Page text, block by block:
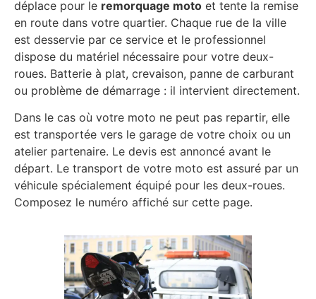
déplace pour le remorquage moto et tente la remise
en route dans votre quartier. Chaque rue de la ville
est desservie par ce service et le professionnel
dispose du matériel nécessaire pour votre deux-
roues. Batterie à plat, crevaison, panne de carburant
ou problème de démarrage : il intervient directement.
Dans le cas où votre moto ne peut pas repartir, elle
est transportée vers le garage de votre choix ou un
atelier partenaire. Le devis est annoncé avant le
départ. Le transport de votre moto est assuré par un
véhicule spécialement équipé pour les deux-roues.
Composez le numéro affiché sur cette page.